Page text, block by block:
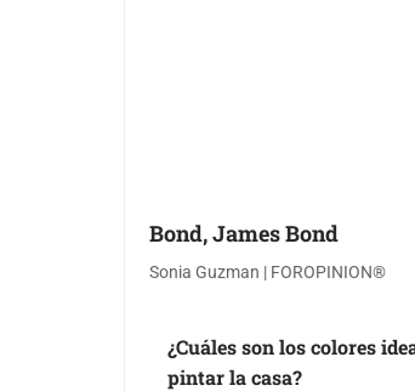
Bond, James Bond
Sonia Guzman | FOROPINION®
¿Cuáles son los colores
pintar la casa?